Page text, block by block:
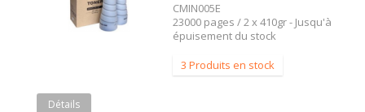
CMIN005E
23000 pages / 2 x 410gr - Jusqu'à
épuisement du stock
3 Produits en stock
Détails